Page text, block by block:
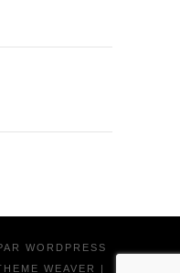
WORDPRESS
WEAVER |